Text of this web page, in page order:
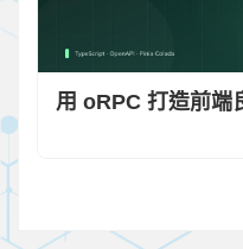
用 oRPC 打造前端